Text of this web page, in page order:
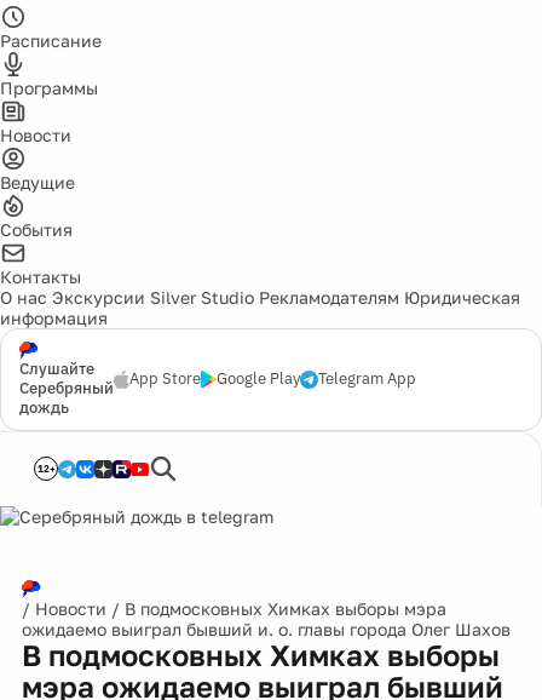
Расписание
Программы
Новости
Ведущие
События
Контакты
О нас Экскурсии Silver Studio Рекламодателям Юридическая
информация
Слушайте
Серебряный
дождь
App Store Google Play Telegram App
12+
/ Новости / В подмосковных Химках выборы мэра
ожидаемо выиграл бывший и. о. главы города Олег Шахов
В подмосковных Химках выборы
мэра ожидаемо выиграл бывший